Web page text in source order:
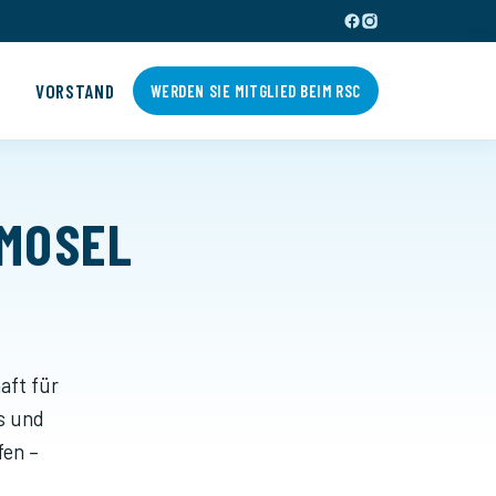
VORSTAND WERDEN SIE MITGLIED BEIM RSC
für
und
–